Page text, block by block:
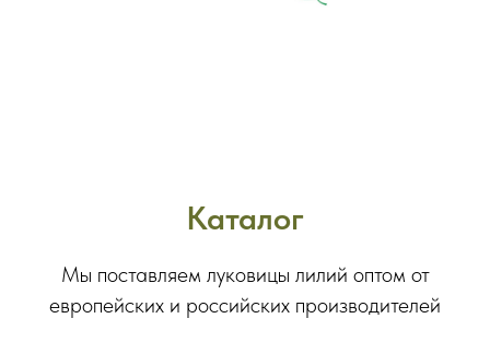
Каталог
Мы поставляем луковицы лилий оптом от
европейских и российских производителей